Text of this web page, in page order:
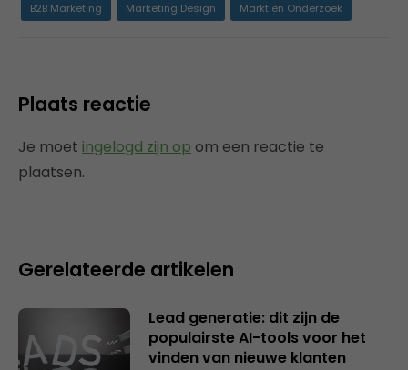
B2B Marketing Marketing Design Markt en Onderzoek
Plaats reactie
Je moet ingelogd zijn op om een reactie te
plaatsen.
Gerelateerde artikelen
Lead generatie: dit zijn de
populairste AI-tools voor het
vinden van nieuwe klanten